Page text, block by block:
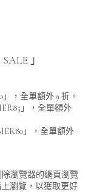
」
，全單額外 9 折。
」，全單額外
」，全單額外
瀏覽器的網頁瀏覽
瀏覽，以獲取更好